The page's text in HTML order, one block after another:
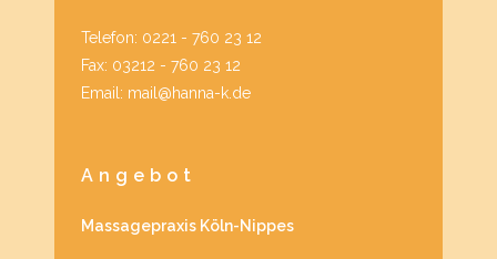
Telefon: 0221 - 760 23 12
Fax: 03212 - 760 23 12
Email: mail@hanna-k.de
Angebot
Massagepraxis Köln-Nippes